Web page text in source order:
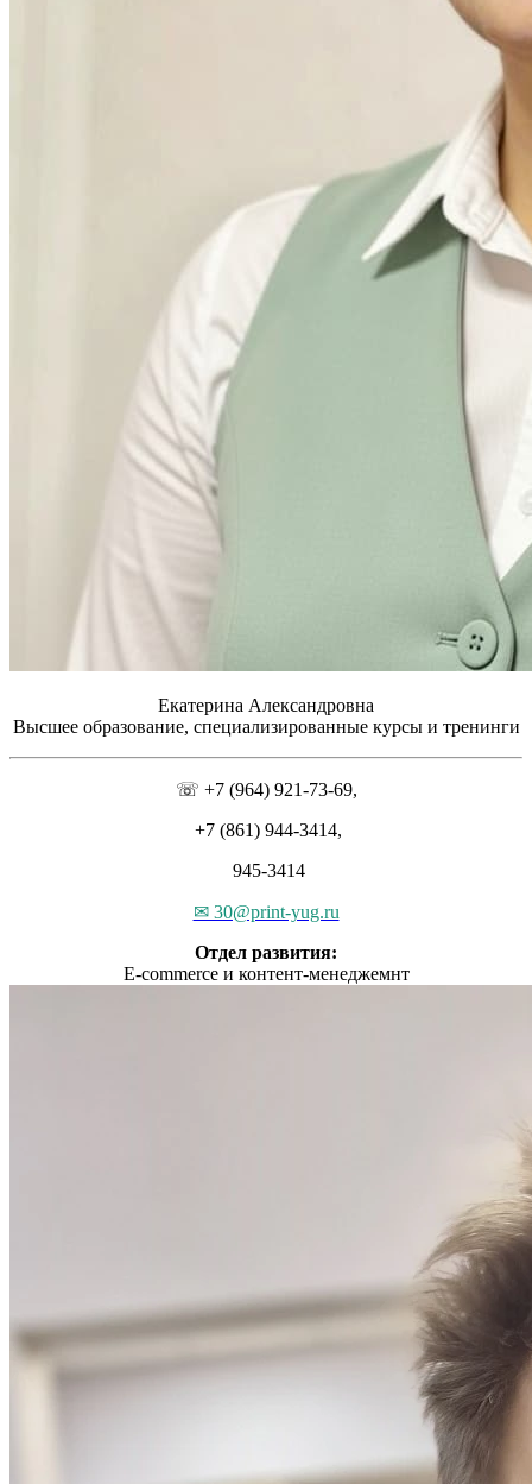
Екатерина Александровна
Высшее образование, специализированные курсы и тренинги
☏ +7 (964) 921-73-69,
+7 (861) 944-3414,
945-3414
✉ 30@print-yug.ru
Отдел развития:
E-commerce и контент-менеджемнт